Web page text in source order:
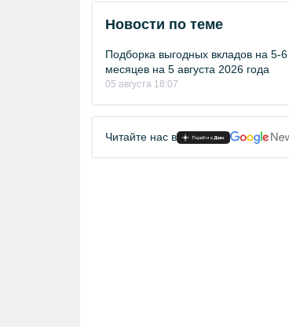
Новости по теме
Подборка выгодных вкладов на 5-6
месяцев на 5 августа 2026 года
05 августа 18:07
Читайте нас в